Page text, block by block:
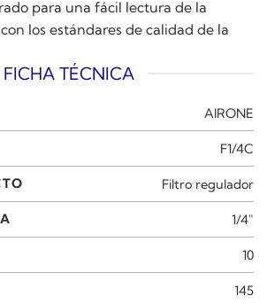
para una fácil lectura de la
los estándares de calidad de la
FICHA TÉCNICA
AIRONE
F1/4C
Filtro regulador
1/4"
10
145